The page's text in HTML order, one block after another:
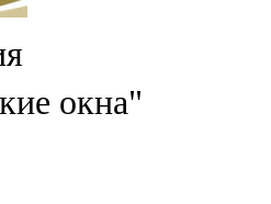
окна"